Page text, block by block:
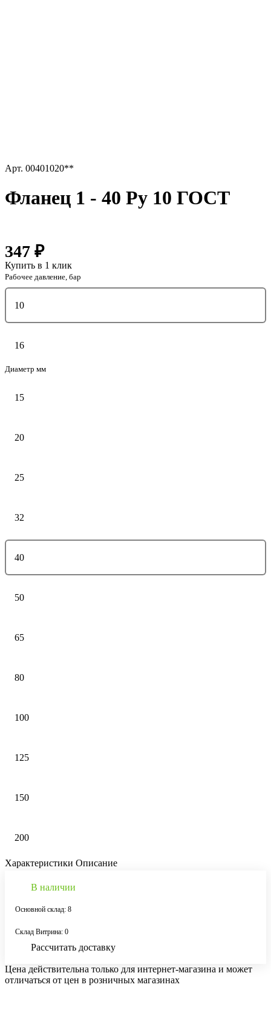
Арт. 00401020**
Фланец 1 - 40 Ру 10 ГОСТ
347 ₽
Купить в 1 клик
Рабочее давление, бар
10
16
Диаметр мм
15
20
25
32
40
50
65
80
100
125
150
200
Характеристики Описание
В наличии
Основной склад: 8
Склад Витрина: 0
Рассчитать доставку
Цена действительна только для интернет-магазина и может
отличаться от цен в розничных магазинах